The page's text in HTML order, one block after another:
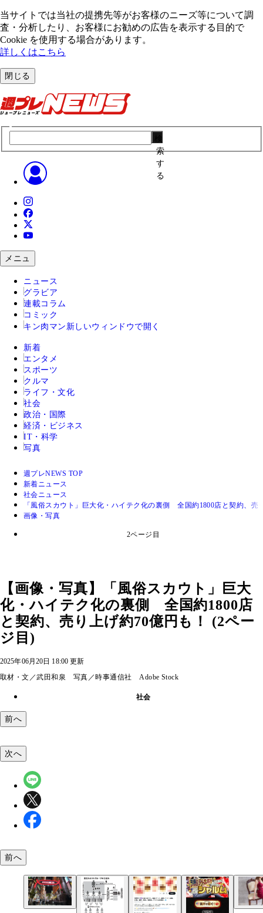
当サイトでは当社の提携先等がお客様のニーズ等について調
査・分析したり、お客様にお勧めの広告を表⽰する⽬的で
Cookie を使⽤する場合があります。
詳しくはこちら
閉じる
索
す
る
メニュ
ニュース
グラビア
連載コラム
コミック
キン肉マン 新しいウィンドウで開く
新着
エンタメ
スポーツ
クルマ
ライフ・文化
社会
政治・国際
経済・ビジネス
IT・科学
写真
週プレNEWS TOP
新着ニュース
社会ニュース
「風俗スカウト」巨大化・ハイテク化の裏側 全国約1800店と契約、売
画像・写真
2ページ目
【画像・写真】「風俗スカウト」巨大
化・ハイテク化の裏側 全国約1800店
と契約、売り上げ約70億円も！ (2ペー
ジ目)
2025年06月20日 18:00 更新
取材・文／武田和泉 写真／時事通信社 Adobe Stock
社会
前へ
次へ
前へ